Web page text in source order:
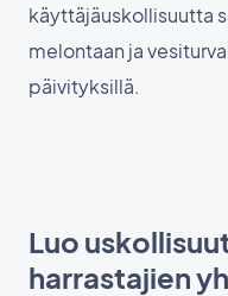
käyttäjäuskollisuutta
melontaan ja
päivityksillä.
Luo
harrastajien